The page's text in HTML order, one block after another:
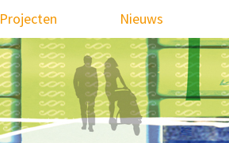
Projecten Nieuws